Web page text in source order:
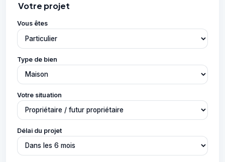
Votre projet
Vous êtes
Type de bien
Votre situation
Délai du projet